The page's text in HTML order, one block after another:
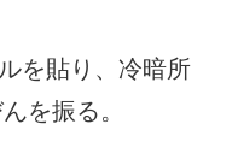
を貼り、冷暗所
を振る。